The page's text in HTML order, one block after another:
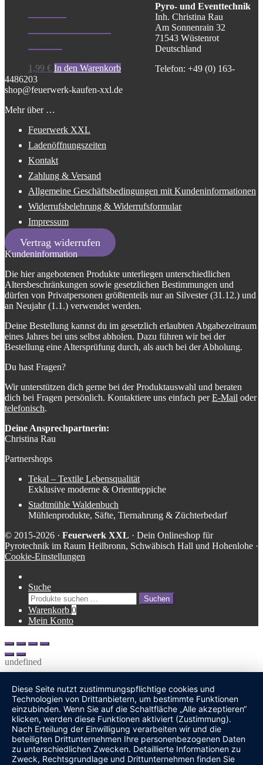
1,99 € In den Warenkorb
Pyro- und Eventtechnik
Inh. Christina Rau
Am Sonnenrain 32
71543 Wüstenrot
Deutschland
Telefon: +49 (0) 163-
4486203
shop@feuerwerk-kaufen-xxl.de
Mehr über …
Feuerwerk XXL
Ladenöffnungszeiten
Kontakt
Zahlung & Versand
Allgemeine Geschäftsbedingungen mit Kundeninformationen
Widerrufsbelehrung & Widerrufsformular
Impressum
Vertrag widerrufen
Kundeninformation
Die hier angebotenen Produkte unterliegen unterschiedlichen
Altersbeschränkungen sowie gesetzlichen Bestimmungen und
dürfen von Privatpersonen größtenteils nur an Silvester (31.12.) und
an Neujahr (1.1.) verwendet werden.
Deine Bestellung kannst du im gesetzlich erlaubten Abgabezeitraum
eines Jahres bei uns selbst abholen. Dazu führen wir bei der
Bestellung eine Altersprüfung durch, als auch bei der Abholung.
Du hast Fragen?
Wir unterstützen dich gerne bei der Produktauswahl und beraten
dich bei Fragen persönlich. Kontaktiere uns einfach perE-Mail oder
telefonisch.
Deine Ansprechpartnerin:
Christina Rau
Partnershops
Tekal – Textile Lebensqualität
Exklusive moderne & Orientteppiche
Stadtmühle Waldenbuch
Mühlenprodukte, Säfte, Tiernahrung & Züchterbedarf
© 2015-2026 · Feuerwerk XXL · Dein Onlineshop für
Pyrotechnik im Raum Heilbronn, Schwäbisch Hall und Hohenlohe ·
Cookie-Einstellungen
Suche
Suche
nach:
Suchen
Warenkorb 0
Mein Konto
undefined
Diese Seite nutzt zustimmungspflichtige cookies und
Technologien von Drittanbietern, um bestimmte Funktionen
einzubinden. Wenn Sie auf die Schaltfläche „Alle akzeptieren“
klicken, werden diese Funktionen aktiviert (Zustimmung).
Nach Erteilung der Einwilligung verarbeiten wir und die
beteiligten Drittunternehmen Ihre personenbezogenen Daten
zu unterschiedlichen Zwecken. Detaillierte Informationen zu
Zweck, Rechtsgrundlage und Drittunternehmen finden Sie